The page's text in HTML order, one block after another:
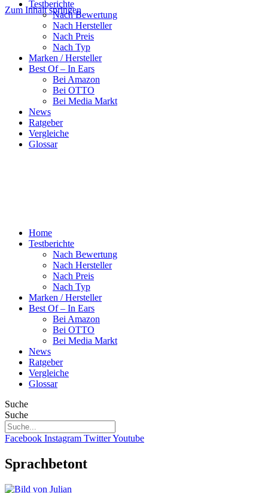
Zum Inhalt springen
Testberichte
Nach Bewertung
Nach Hersteller
Nach Preis
Nach Typ
Marken / Hersteller
Best Of – In Ears
Bei Amazon
Bei OTTO
Bei Media Markt
News
Ratgeber
Vergleiche
Glossar
Home
Testberichte
Nach Bewertung
Nach Hersteller
Nach Preis
Nach Typ
Marken / Hersteller
Best Of – In Ears
Bei Amazon
Bei OTTO
Bei Media Markt
News
Ratgeber
Vergleiche
Glossar
Suche
Suche
Facebook Instagram TwitterYoutube
Sprachbetont